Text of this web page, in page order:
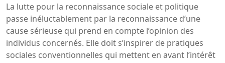
La lutte pour la reconnaissance sociale et politique
passe inéluctablement par la reconnaissance d’une
cause sérieuse qui prend en compte l’opinion des
individus concernés. Elle doit s’inspirer de pratiques
sociales conventionnelles qui mettent en avant l’intérêt